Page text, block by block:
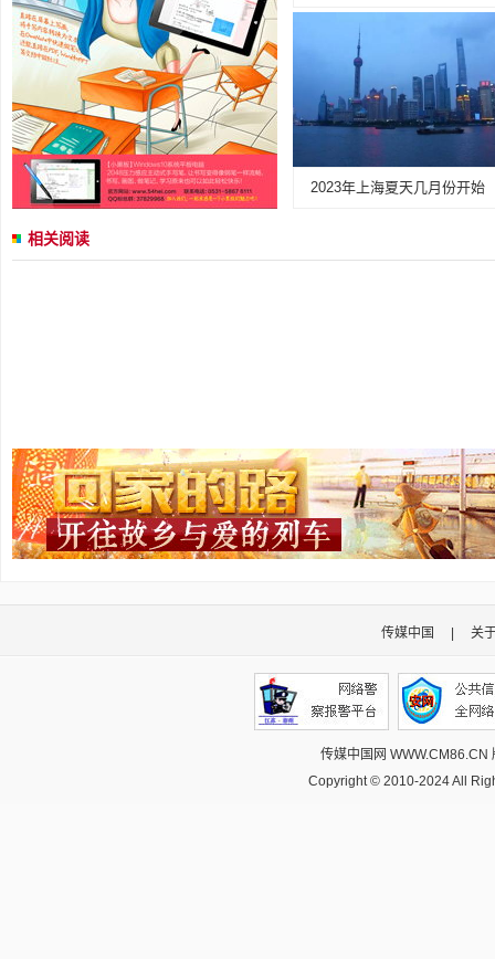
2023年上海夏天几月份开始
相关阅读
传媒中国 关
传媒中国网
Copyright © 2010-2024 All